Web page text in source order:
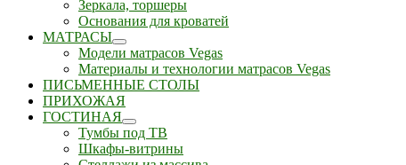
Зеркала, торшеры
Основания для кроватей
МАТРАСЫ
Модели матрасов Vegas
Материалы и технологии матрасов Vegas
ПИСЬМЕННЫЕ СТОЛЫ
ПРИХОЖАЯ
ГОСТИНАЯ
Тумбы под ТВ
Шкафы-витрины